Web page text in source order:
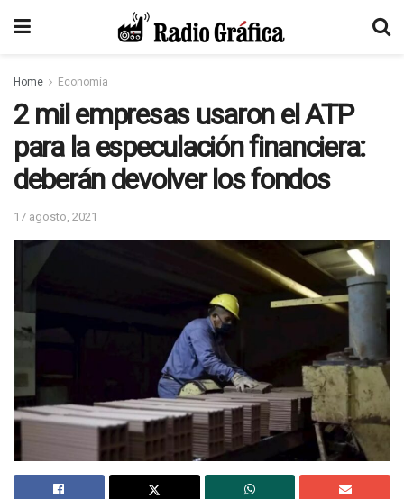
Home Economía
2 mil empresas usaron el ATP
para la especulación financiera:
deberán devolver los fondos
17 agosto, 2021